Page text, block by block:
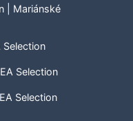
| Mariánské
Selection
Selection
Selection